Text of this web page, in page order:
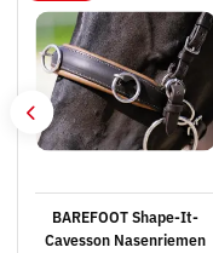
BAREFOOT Shape-It-
Cavesson Nasenriemen